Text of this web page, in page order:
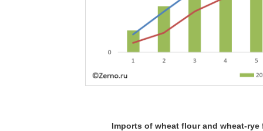
Imports of wheat flour and wheat-